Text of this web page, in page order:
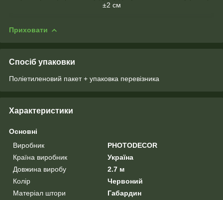
±2 см
Приховати
Спосіб упаковки
Поліетиленовий пакет + упаковка перевізника
Характеристики
Основні
Виробник
PHOTODECOR
Країна виробник
Україна
Довжина виробу
2.7 м
Колір
Червоний
Матеріал штори
Габардин